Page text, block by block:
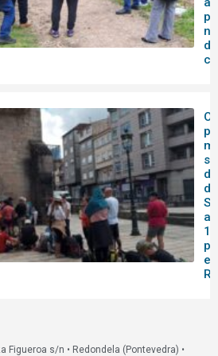
O
de
14
en
Figueroa s/n • Redondela (Pontevedra) •